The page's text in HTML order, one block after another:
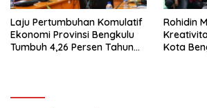
Laju Pertumbuhan Komulatif
Ekonomi Provinsi Bengkulu
Tumbuh 4,26 Persen Tahun
Rohidin
Kota